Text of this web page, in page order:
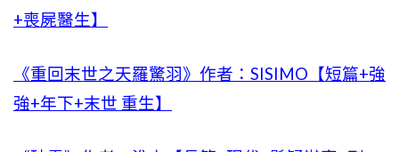
+喪屍醫生】
《重回末世之天羅驚羽》作者：SISIMO【短篇+強
強+年下+末世 重生】